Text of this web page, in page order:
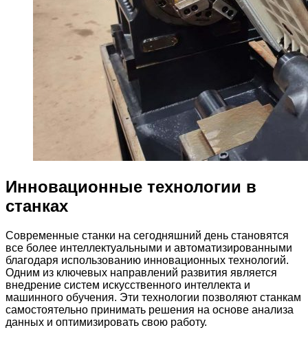
Инновационные технологии в
станках
Современные станки на сегодняшний день становятся
все более интеллектуальными и автоматизированными
благодаря использованию инновационных технологий.
Одним из ключевых направлений развития является
внедрение систем искусственного интеллекта и
машинного обучения. Эти технологии позволяют станкам
самостоятельно принимать решения на основе анализа
данных и оптимизировать свою работу.